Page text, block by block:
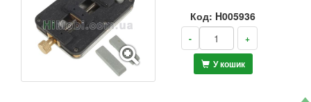
Код: H005936
- +
У кошик